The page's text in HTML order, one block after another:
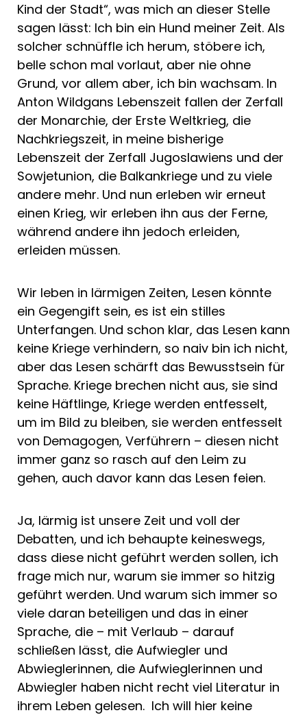
Kind der Stadt“, was mich an dieser Stelle
sagen lässt: Ich bin ein Hund meiner Zeit. Als
solcher schnüffle ich herum, stöbere ich,
belle schon mal vorlaut, aber nie ohne
Grund, vor allem aber, ich bin wachsam. In
Anton Wildgans Lebenszeit fallen der Zerfall
der Monarchie, der Erste Weltkrieg, die
Nachkriegszeit, in meine bisherige
Lebenszeit der Zerfall Jugoslawiens und der
Sowjetunion, die Balkankriege und zu viele
andere mehr. Und nun erleben wir erneut
einen Krieg, wir erleben ihn aus der Ferne,
während andere ihn jedoch erleiden,
erleiden müssen.
Wir leben in lärmigen Zeiten, Lesen könnte
ein Gegengift sein, es ist ein stilles
Unterfangen. Und schon klar, das Lesen kann
keine Kriege verhindern, so naiv bin ich nicht,
aber das Lesen schärft das Bewusstsein für
Sprache. Kriege brechen nicht aus, sie sind
keine Häftlinge, Kriege werden entfesselt,
um im Bild zu bleiben, sie werden entfesselt
von Demagogen, Verführern – diesen nicht
immer ganz so rasch auf den Leim zu
gehen, auch davor kann das Lesen feien.
Ja, lärmig ist unsere Zeit und voll der
Debatten, und ich behaupte keineswegs,
dass diese nicht geführt werden sollen, ich
frage mich nur, warum sie immer so hitzig
geführt werden. Und warum sich immer so
viele daran beteiligen und das in einer
Sprache, die – mit Verlaub – darauf
schließen lässt, die Aufwiegler und
Abwieglerinnen, die Aufwieglerinnen und
Abwiegler haben nicht recht viel Literatur in
ihrem Leben gelesen. Ich will hier keine